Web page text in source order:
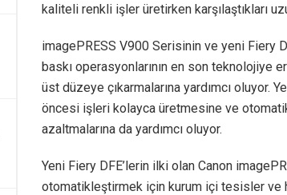
kaliteli renkli işler üretirken karşılaştıkları
imagePRESS V900 Serisinin ve yeni Fiery
baskı operasyonlarının en son teknolojiye
üst düzeye çıkarmalarına yardımcı oluyor.
öncesi işleri kolayca üretmesine ve
azaltmalarına da yardımcı oluyor.
Yeni Fiery DFE’lerin ilki olan Canon
otomatikleştirmek için kurum içi tesisler ve